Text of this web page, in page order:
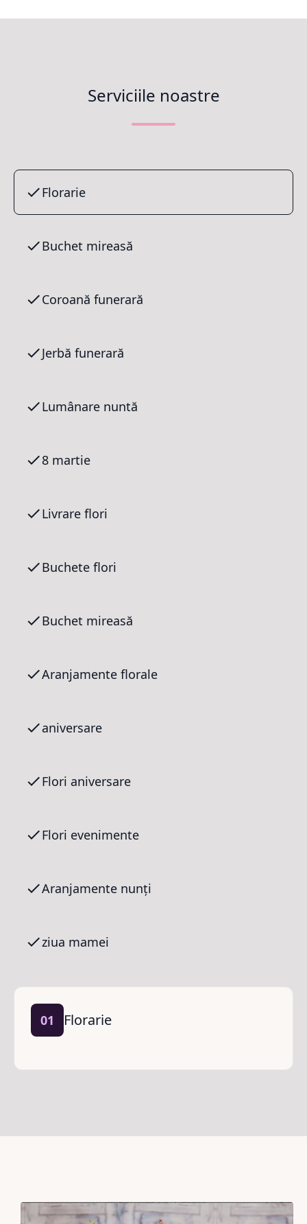
Serviciile noastre
Florarie
Buchet mireasă
Coroană funerară
Jerbă funerară
Lumânare nuntă
8 martie
Livrare flori
Buchete flori
Buchet mireasă
Aranjamente florale
aniversare
Flori aniversare
Flori evenimente
Aranjamente nunți
ziua mamei
01 Florarie